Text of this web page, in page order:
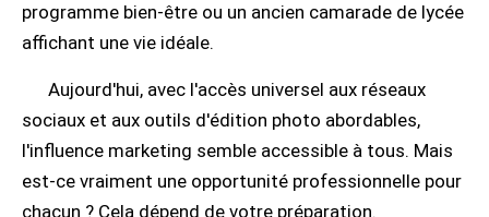
programme bien-être ou un ancien camarade de lycée
affichant une vie idéale.
Aujourd'hui, avec l'accès universel aux réseaux
sociaux et aux outils d'édition photo abordables,
l'influence marketing semble accessible à tous. Mais
est-ce vraiment une opportunité professionnelle pour
chacun ? Cela dépend de votre préparation.